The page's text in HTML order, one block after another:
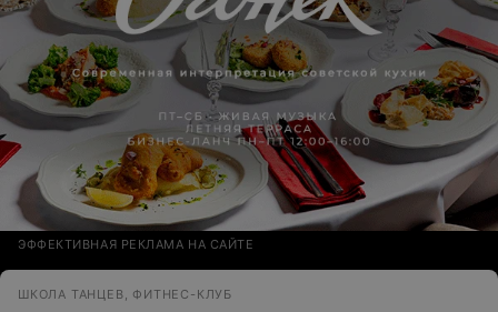
ЭФФЕКТИВНАЯ РЕКЛАМА НА САЙТЕ
ШКОЛА ТАНЦЕВ, ФИТНЕС-КЛУБ